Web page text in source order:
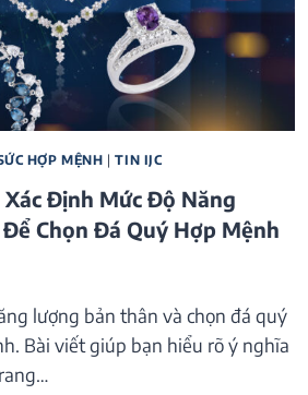
HỢP MỆNH |TIN IJC
Xác Định Mức Độ Năng
Chọn Đá Quý Hợp Mệnh
lượng bản thân và chọn đá quý
Bài viết giúp bạn hiểu rõ ý nghĩa